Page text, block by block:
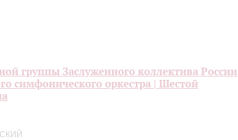
группы Заслуженного коллектива России
симфонического оркестра | Шестой